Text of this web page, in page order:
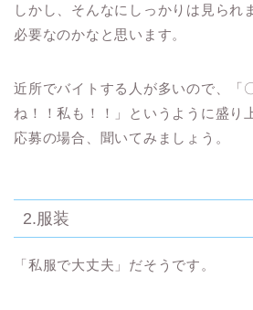
しかし、そんなにしっかりは見られ
必要なのかなと思います。
近所でバイトする人が多いので、「
ね！！私も！！」というように盛り
応募の場合、聞いてみましょう。
2.服装
「私服で大丈夫」だそうです。